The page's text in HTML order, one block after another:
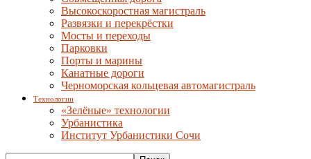
Высокоскоростная магистраль
Развязки и перекрёстки
Мосты и переходы
Парковки
Порты и марины
Канатные дороги
Черноморская кольцевая автомагистраль
Технологии
«Зелёные» технологии
Урбанистика
Институт Урбанистики Сочи